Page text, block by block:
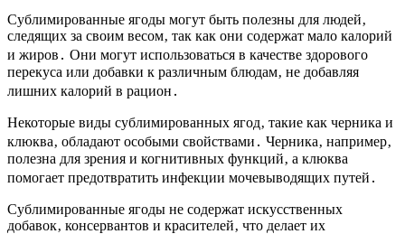
Сублимированные ягоды могут быть полезны для людей‚
следящих за своим весом‚ так как они содержат мало калорий
и жиров․ Они могут использоваться в качестве здорового
перекуса или добавки к различным блюдам‚ не добавляя
лишних калорий в рацион․
Некоторые виды сублимированных ягод‚ такие как черника и
клюква‚ обладают особыми свойствами․ Черника‚ например‚
полезна для зрения и когнитивных функций‚ а клюква
помогает предотвратить инфекции мочевыводящих путей․
Сублимированные ягоды не содержат искусственных
добавок‚ консервантов и красителей‚ что делает их